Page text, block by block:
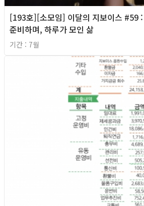
[193호][소모임] 이달의 지보이스 #59
준비하며, 하루가 모인 삶
기간 : 7월